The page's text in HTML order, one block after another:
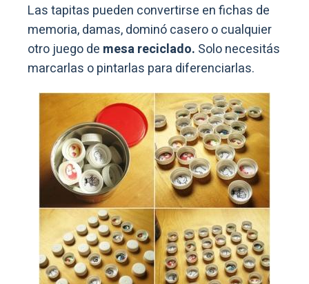
Las tapitas pueden convertirse en fichas de
memoria, damas, dominó casero o cualquier
otro juego de mesa reciclado. Solo necesitás
marcarlas o pintarlas para diferenciarlas.